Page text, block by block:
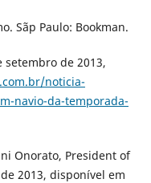
Sãp Paulo: Bookman.
setembro de 2013,
noticia-
navio-da-temporada-
Onorato, President of
2013, disponível em